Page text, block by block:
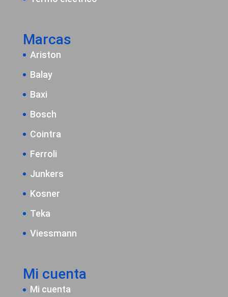
Marcas
Ariston
Balay
Baxi
Bosch
Cointra
Ferroli
Junkers
Kosner
Teka
Viessmann
Mi cuenta
Mi cuenta